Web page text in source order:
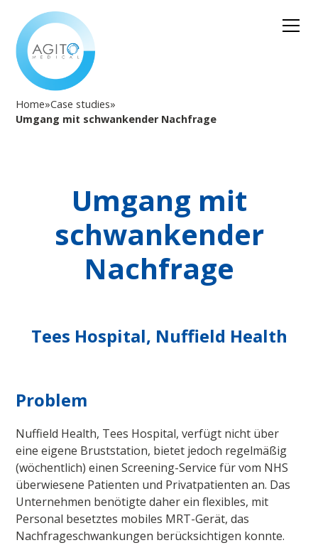
Home»Case studies»
Umgang mit schwankender Nachfrage
Umgang mit
schwankender
Nachfrage
Tees Hospital, Nuffield Health
Problem
Nuffield Health, Tees Hospital, verfügt nicht über
eine eigene Bruststation, bietet jedoch regelmäßig
(wöchentlich) einen Screening-Service für vom NHS
überwiesene Patienten und Privatpatienten an. Das
Unternehmen benötigte daher ein flexibles, mit
Personal besetztes mobiles MRT-Gerät, das
Nachfrageschwankungen berücksichtigen konnte.